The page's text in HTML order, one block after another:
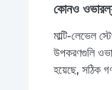
কোনও
মাল্টি-লেভেল
উপকরণগুলি
হয়েছে, সঠিক